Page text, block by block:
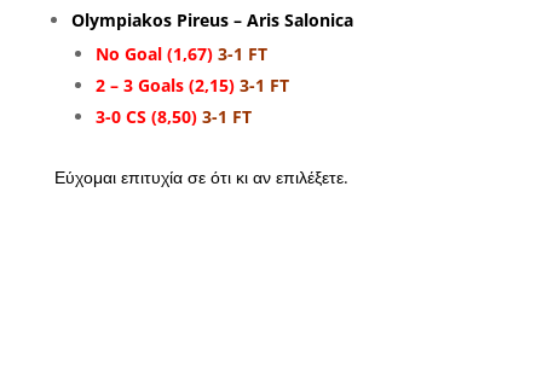
Olympiakos Pireus – Aris Salonica
No Goal (1,67)3-1 FT
2 – 3 Goals (2,15)3-1 FT
3-0 CS (8,50)3-1 FT
Εύχομαι επιτυχία σε ότι κι αν επιλέξετε.